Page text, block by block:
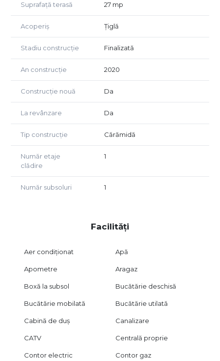
Suprafață terasă 27 mp
Acoperiș Țiglă
Stadiu construcție Finalizată
An construcție 2020
Construcție nouă Da
La revânzare Da
Tip construcție Cărămidă
Număr etaje
clădire
1
Număr subsoluri 1
Facilități
Aer condiționat Apă
Apometre Aragaz
Boxă la subsol Bucătărie deschisă
Bucătărie mobilată Bucătărie utilată
Cabină de duș Canalizare
CATV Centrală proprie
Contor electric Contor gaz